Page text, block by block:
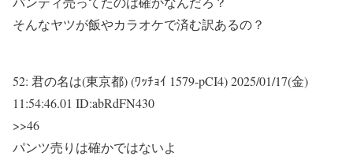
そんなヤツが飯やカラオケで済む訳あるの？
52: 君の名は(東京都) (ﾜｯﾁｮｲ 1579-pCI4)2025/01/17(金)
11:54:46.01 ID:abRdFN430
>>46
パンツ売りは確かではないよ